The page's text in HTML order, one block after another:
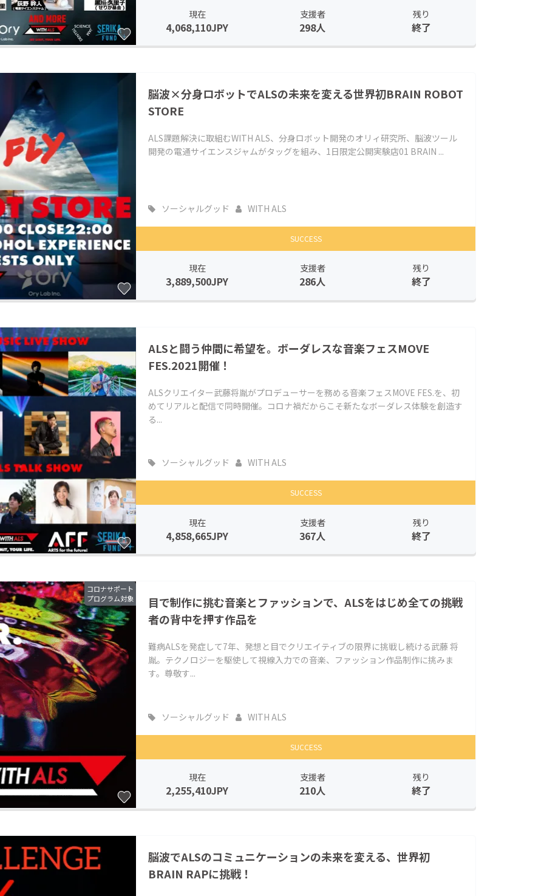
現在
4,068,110JPY
支援者
298人
残り
終了
脳波×分身ロボットでALSの未来を変える世界初BRAIN ROBOT
STORE
ALS課題解決に取組むWITH ALS、分身ロボット開発のオリィ研究所、脳波ツール
開発の電通サイエンスジャムがタッグを組み、1日限定公開実験店01 BRAIN ...
ソーシャルグッド WITH ALS
SUCCESS
現在
3,889,500JPY
支援者
286人
残り
終了
ALSと闘う仲間に希望を。ボーダレスな音楽フェスMOVE
FES.2021開催！
ALSクリエイター武藤将胤がプロデューサーを務める音楽フェスMOVE FES.を、初
めてリアルと配信で同時開催。コロナ禍だからこそ新たなボーダレス体験を創造す
る...
ソーシャルグッド WITH ALS
SUCCESS
現在
4,858,665JPY
支援者
367人
残り
終了
コロナサポート
プログラム対象
目で制作に挑む音楽とファッションで、ALSをはじめ全ての挑戦
者の背中を押す作品を
難病ALSを発症して7年、発想と目でクリエイティブの限界に挑戦し続ける武藤 将
胤。テクノロジーを駆使して視線入力での音楽、ファッション作品制作に挑みま
す。尊敬す...
ソーシャルグッド WITH ALS
SUCCESS
現在
2,255,410JPY
支援者
210人
残り
終了
脳波でALSのコミュニケーションの未来を変える、世界初
BRAIN RAPに挑戦！